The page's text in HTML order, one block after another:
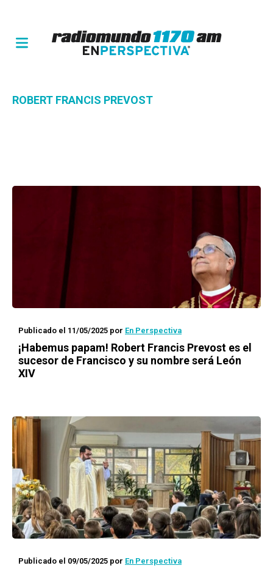
ROBERT FRANCIS PREVOST
Publicado el 11/05/2025 por En Perspectiva
¡Habemus papam! Robert Francis Prevost es el
sucesor de Francisco y su nombre será León
XIV
Publicado el 09/05/2025 por En Perspectiva